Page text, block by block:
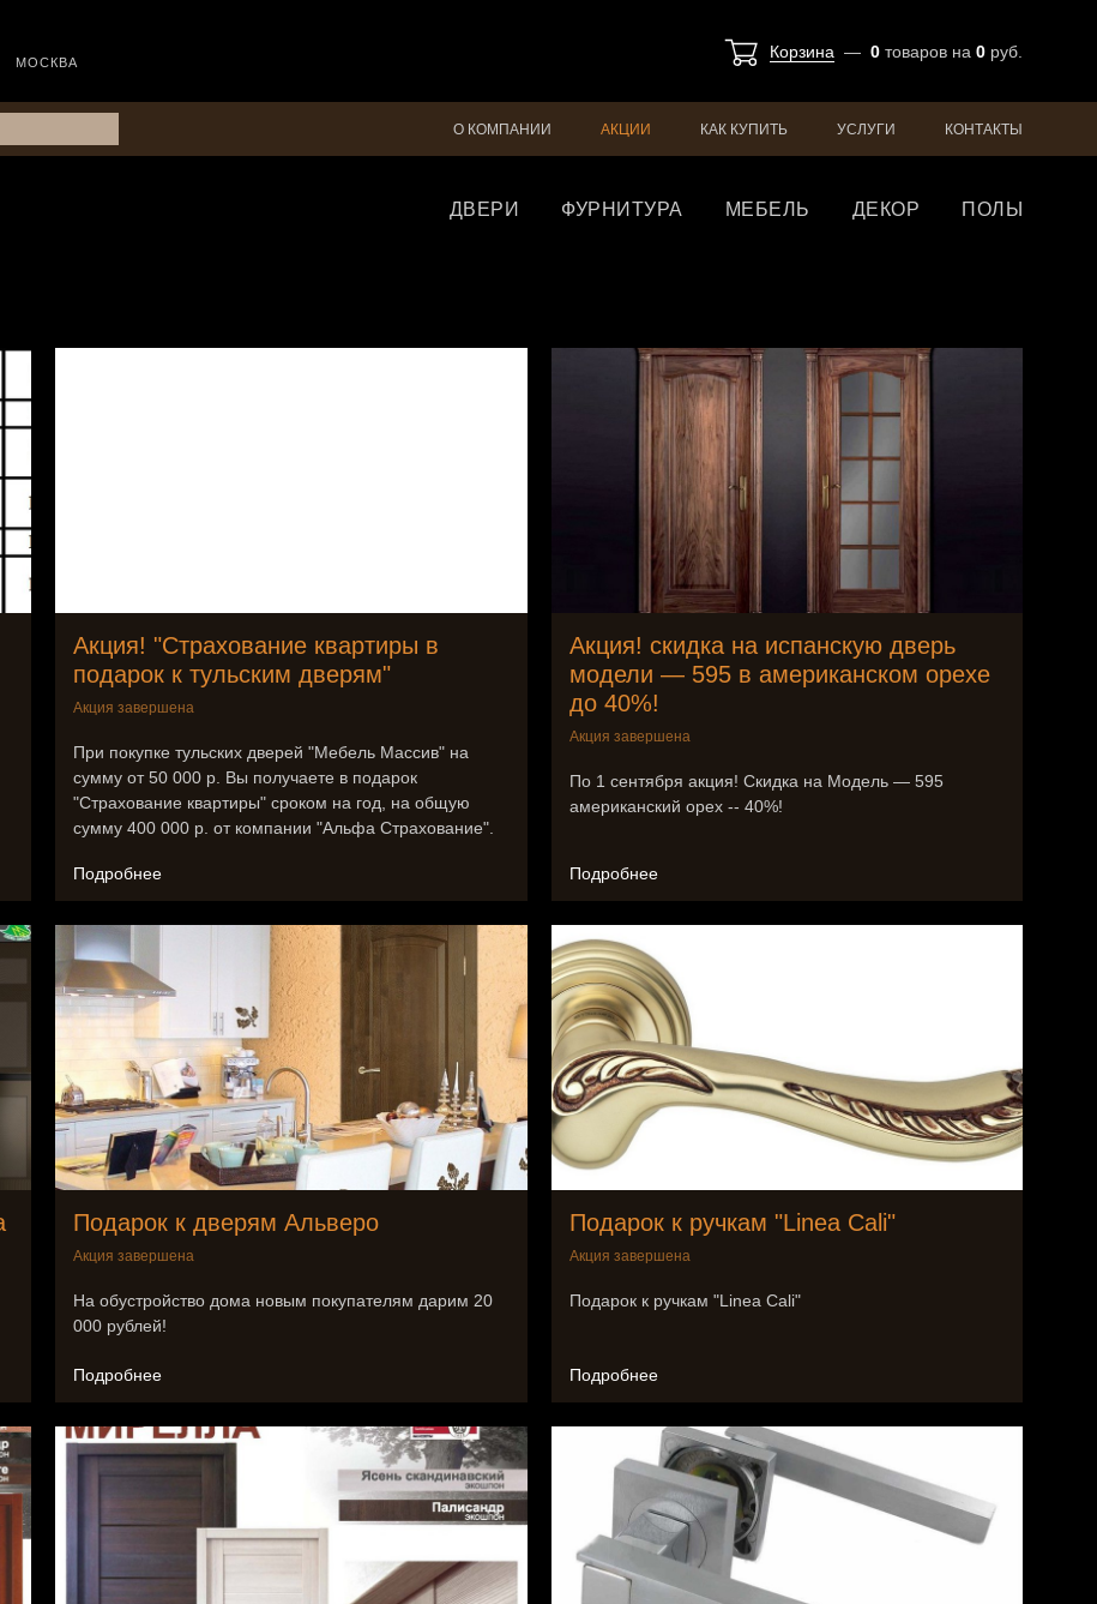
Корзина — 0 товаров на 0 руб.
МОСКВА
О КОМПАНИИ АКЦИИ КАК КУПИТЬ УСЛУГИ КОНТАКТЫ
ДВЕРИ ФУРНИТУРА МЕБЕЛЬ ДЕКОР ПОЛЫ
Акция! "Страхование квартиры в
подарок к тульским дверям"
Акция завершена
При покупке тульских дверей "Мебель Массив" на
сумму от 50 000 р. Вы получаете в подарок
"Страхование квартиры" сроком на год, на общую
сумму 400 000 р. от компании "Альфа Страхование".
Подробнее
Акция! скидка на испанскую дверь
модели — 595 в американском орехе
до 40%!
Акция завершена
По 1 сентября акция! Скидка на Модель — 595
американский орех -- 40%!
Подробнее
Подарок к дверям Альверо
Акция завершена
На обустройство дома новым покупателям дарим 20
000 рублей!
Подробнее
Подарок к ручкам "Linea Cali"
Акция завершена
Подарок к ручкам "Linea Cali"
Подробнее